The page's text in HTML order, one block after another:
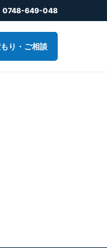
0748-649-048
り・ご相談